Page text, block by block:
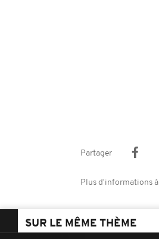
Partager
Plus d'informations
SUR LE MÊME THÈME